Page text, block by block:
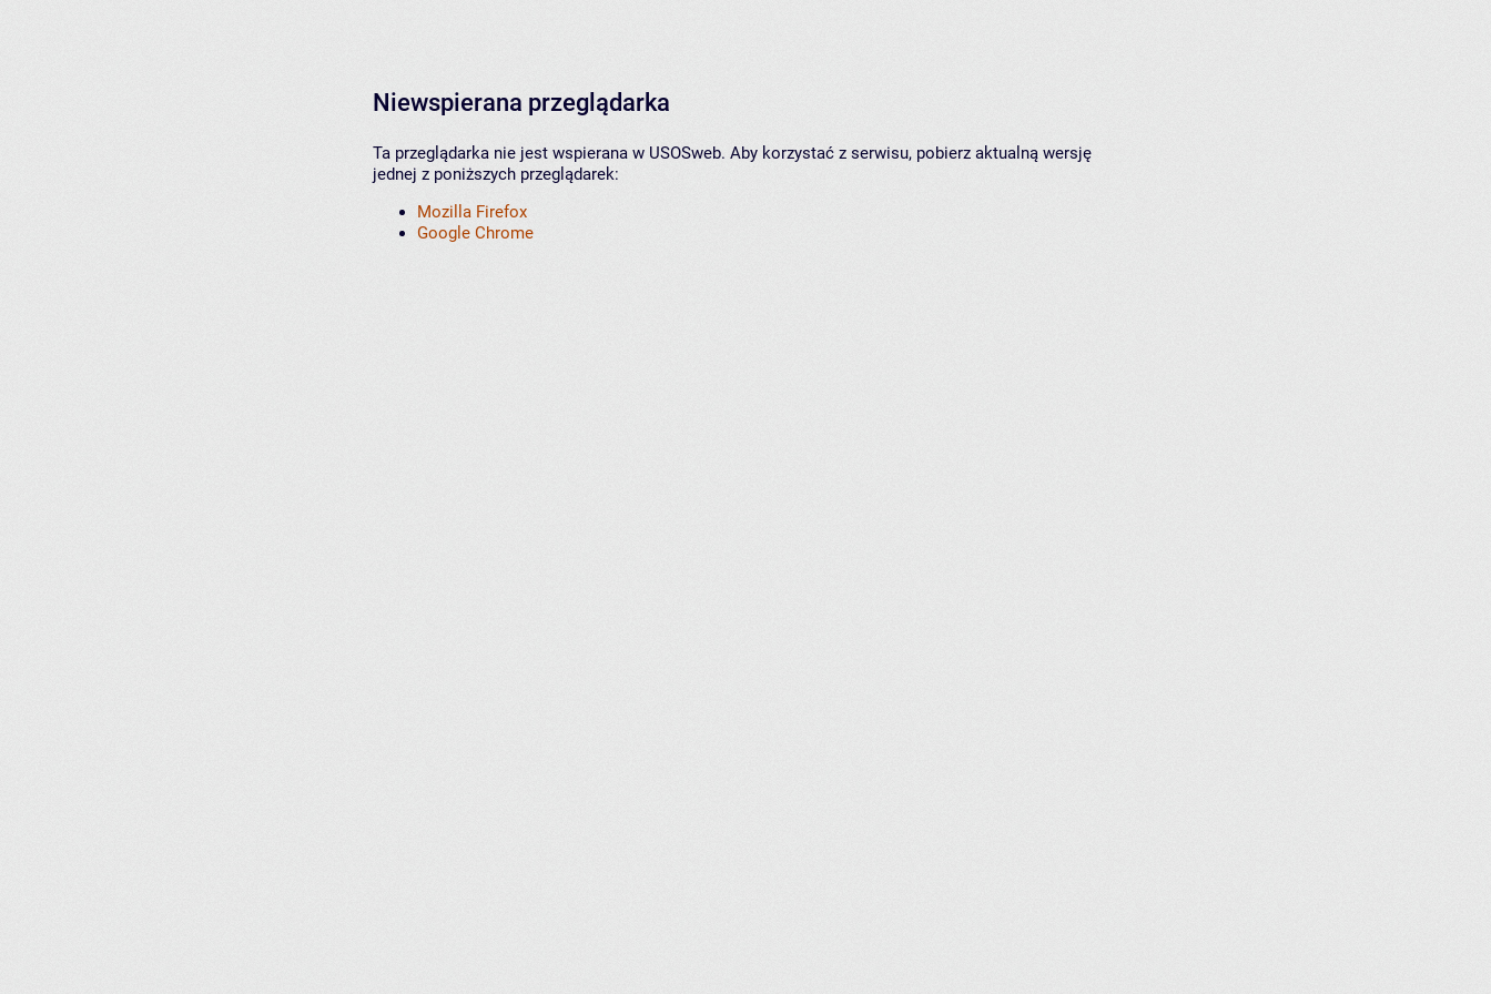
Niewspierana przeglądarka
Ta przeglądarka nie jest wspierana w USOSweb. Aby korzystać z serwisu, pobierz aktualną wersję
jednej z poniższych przeglądarek:
Mozilla Firefox
Google Chrome